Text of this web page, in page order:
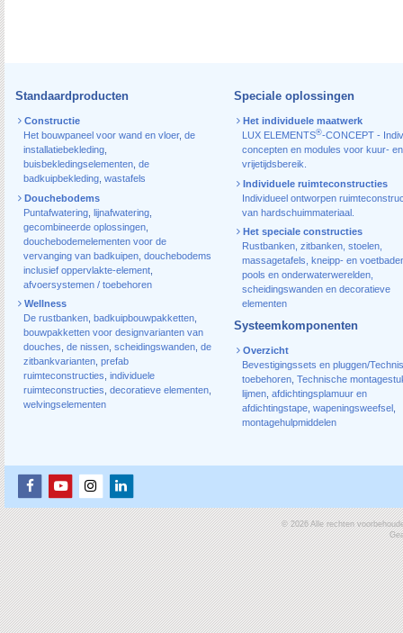
Standaardproducten
Constructie
Het bouwpaneel voor wand en vloer, de
installatiebekleding
buisbekledingselementen de
badkuipbekleding wastafels
Douchebodems
Puntafwatering lijnafwatering
gecombineerde oplossingen
douchebodemelementen voor de
vervanging van badkuipen douchebodems
inclusief oppervlakte-element
afvoersystemen / toebehoren
Wellness
De rustbanken badkuipbouwpakketten
bouwpakketten voor designvarianten van
douches de nissen scheidingswanden de
zitbankvarianten prefab
ruimteconstructies individuele
ruimteconstructies decoratieve elementen
welvingselementen
Speciale oplossingen
Het individuele maatwerk
LUX ELEMENTS®-CONCEPT -
concepten en modules voor kuur- en
vrijetijdsbereik.
Individuele ruimteconstructies
Individueel ontworpen
van hardschuimmateriaal.
Het speciale constructies
Rustbanken, zitbanken, stoelen,
massagetafels, kneipp- en
pools en onderwaterwerelden,
scheidingswanden en decoratieve
elementen
Systeemkomponenten
Overzicht
Bevestigingssets en pluggen/
toebehoren, Technische
lijmen, afdichtingsplamuur en
afdichtingstape, wapeningsweefsel
montagehulpmiddelen
© 2026 Alle rechten